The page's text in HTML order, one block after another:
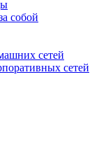
собой
сетей
сетей